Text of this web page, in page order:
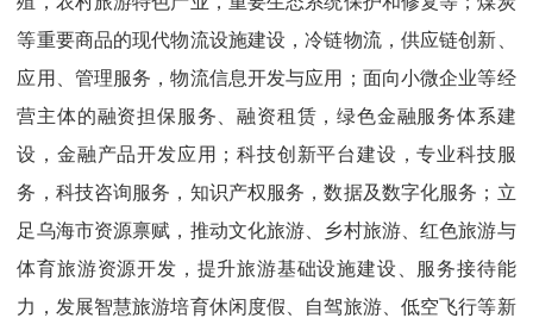
等重要商品的现代物流设施建设，冷链物流，供应链创新、
应用、管理服务，物流信息开发与应用；面向小微企业等经
营主体的融资担保服务、融资租赁，绿色金融服务体系建
设，金融产品开发应用；科技创新平台建设，专业科技服
务，科技咨询服务，知识产权服务，数据及数字化服务；立
足乌海市资源禀赋，推动文化旅游、乡村旅游、红色旅游与
体育旅游资源开发，提升旅游基础设施建设、服务接待能
力，发展智慧旅游培育休闲度假、自驾旅游、低空飞行等新